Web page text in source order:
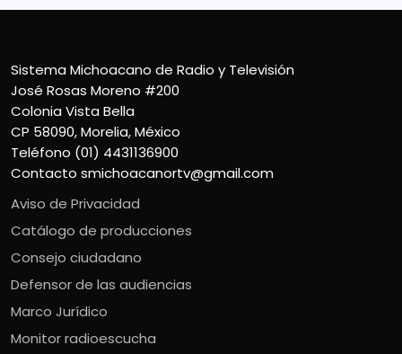
Sistema Michoacano de Radio y Televisión
José Rosas Moreno #200
Colonia Vista Bella
CP 58090, Morelia, México
Teléfono (01) 4431136900
Contacto smichoacanortv@gmail.com
Aviso de Privacidad
Catálogo de producciones
Consejo ciudadano
Defensor de las audiencias
Marco Jurídico
Monitor radioescucha